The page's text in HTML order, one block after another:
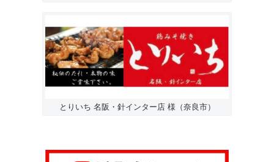
とりいち 名阪・針インター店 様（奈良市）